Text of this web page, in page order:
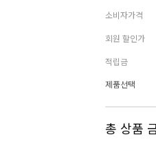
소비자가격
회원 할인가
적립금
제품선택
총 상품